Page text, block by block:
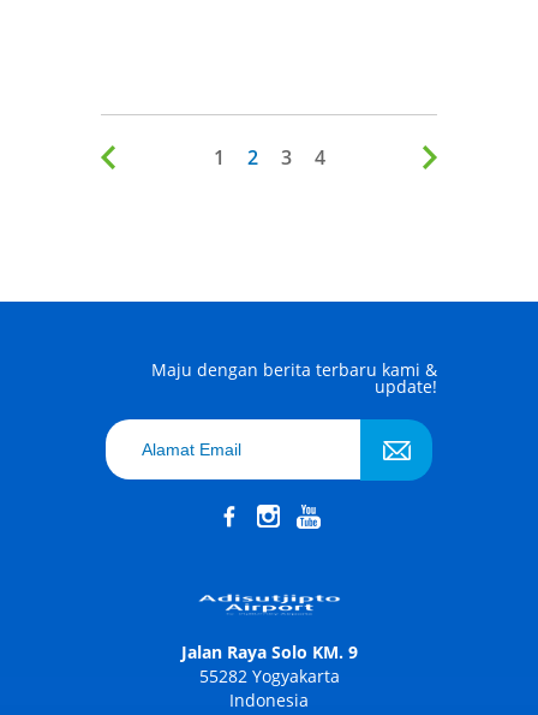
1 2 3 4
Maju dengan berita terbaru kami &
update!
Jalan Raya Solo KM. 9
55282 Yogyakarta
Indonesia